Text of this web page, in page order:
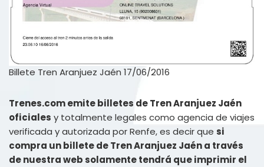
Billete Tren Aranjuez Jaén 17/06/2016
Trenes.com emite billetes de Tren Aranjuez Jaén
oficiales y totalmente legales como agencia de viajes
verificada y autorizada por Renfe, es decir que si
compra un billete de Tren Aranjuez Jaén a través
de nuestra web solamente tendrá que imprimir el